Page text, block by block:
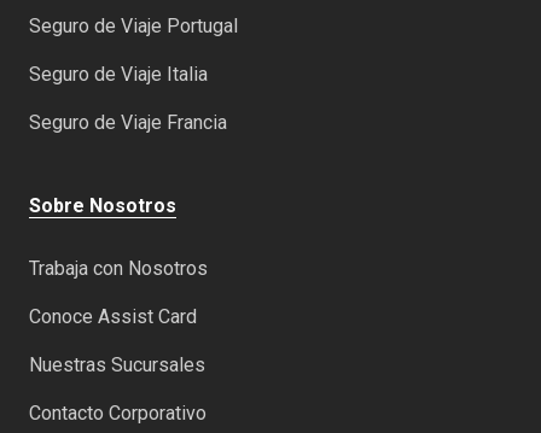
Seguro de Viaje Portugal
Seguro de Viaje Italia
Seguro de Viaje Francia
Sobre Nosotros
Trabaja con Nosotros
Conoce Assist Card
Nuestras Sucursales
Contacto Corporativo